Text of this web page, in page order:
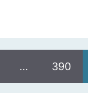
… 390